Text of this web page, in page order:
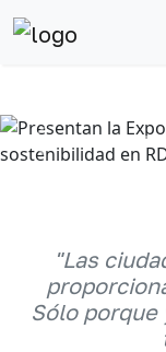
Anterior
"Las
Sólo porque